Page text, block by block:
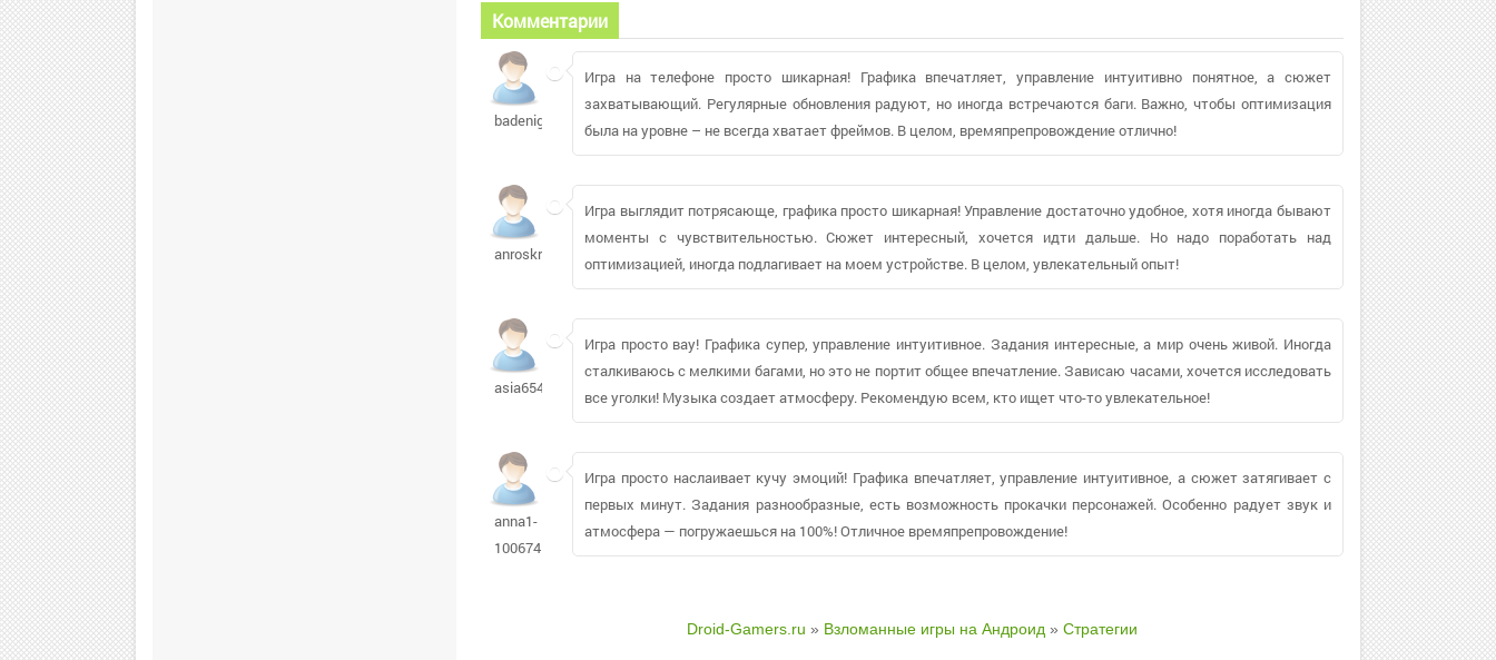
Комментарии
badenigma
Игра на телефоне просто шикарная! Графика впечатляет, управление интуитивно понятное, а сюжет
захватывающий. Регулярные обновления радуют, но иногда встречаются баги. Важно, чтобы оптимизация
была на уровне – не всегда хватает фреймов. В целом, времяпрепровождение отлично!
anroskr284
Игра выглядит потрясающе, графика просто шикарная! Управление достаточно удобное, хотя иногда бывают
моменты с чувствительностью. Сюжет интересный, хочется идти дальше. Но надо поработать над
оптимизацией, иногда подлагивает на моем устройстве. В целом, увлекательный опыт!
asia65479
Игра просто вау! Графика супер, управление интуитивное. Задания интересные, а мир очень живой. Иногда
сталкиваюсь с мелкими багами, но это не портит общее впечатление. Зависаю часами, хочется исследовать
все уголки! Музыка создает атмосферу. Рекомендую всем, кто ищет что-то увлекательное!
anna1-
100674
Игра просто наслаивает кучу эмоций! Графика впечатляет, управление интуитивное, а сюжет затягивает с
первых минут. Задания разнообразные, есть возможность прокачки персонажей. Особенно радует звук и
атмосфера — погружаешься на 100%! Отличное времяпрепровождение!
Droid-Gamers.ru » Взломанные игры на Андроид » Стратегии